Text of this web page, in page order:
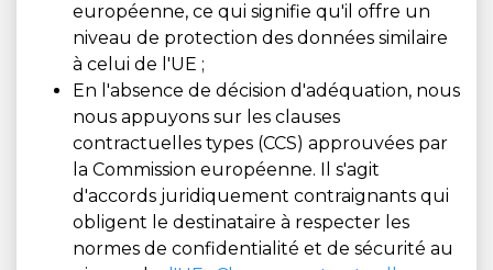
européenne, ce qui signifie qu'il offre un
niveau de protection des données similaire
à celui de l'UE ;
En l'absence de décision d'adéquation, nous
nous appuyons sur les clauses
contractuelles types (CCS) approuvées par
la Commission européenne. Il s'agit
d'accords juridiquement contraignants qui
obligent le destinataire à respecter les
normes de confidentialité et de sécurité au